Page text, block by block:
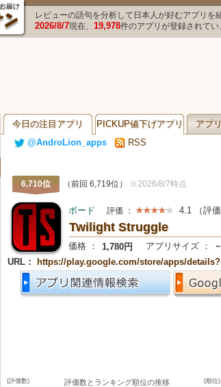
レビューの語句を分析して日本人が好むアプリを
2026/8/7現在、 19,978件のアプリが登録されてい
今日の注目アプリ PICKUP値下げアプリ アプ
@AndroLion_apps
RSS
6,710位 （前回 6,719位） ※2026/8/7時点
ボード 評価 ： 4.1 （評
Twilight Struggle
価格 ： 1,780円 アプリサイズ ：
－
URL：
https://play.google.com/store/apps/
(評価数) 評価数とランキング順位の推移 (順位)